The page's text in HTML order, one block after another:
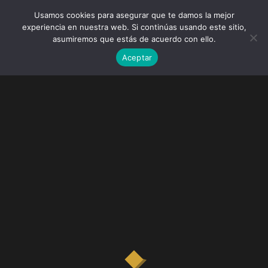
Usamos cookies para asegurar que te damos la mejor
experiencia en nuestra web. Si continúas usando este sitio,
asumiremos que estás de acuerdo con ello.
Aceptar